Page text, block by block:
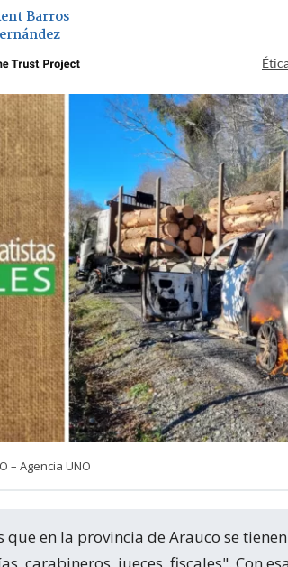
Barros
– Agencia UNO
carabineros, jueces, fiscales". Con